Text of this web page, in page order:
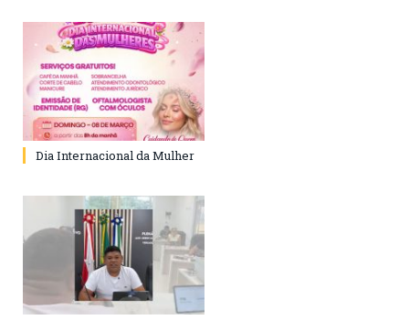
Dia Internacional da Mulher